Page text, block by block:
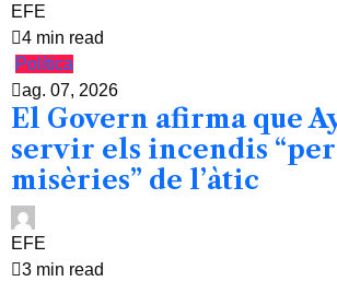
EFE
4 min read
Política
ag. 07, 2026
El Govern afirma que
servir els incendis
misèries” de l’àtic
EFE
3 min read